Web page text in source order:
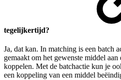
tegelijkertijd?
Ja, dat kan. In matching is een batch
gemaakt om het gewenste middel aan
koppelen. Met de batchactie kun je
een koppeling van een middel